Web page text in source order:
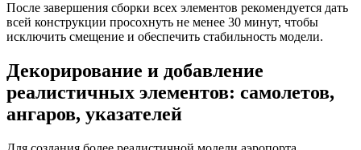
После завершения сборки всех элементов рекомендуется дать
всей конструкции просохнуть не менее 30 минут, чтобы
исключить смещение и обеспечить стабильность модели.
Декорирование и добавление
реалистичных элементов: самолетов,
ангаров, указателей